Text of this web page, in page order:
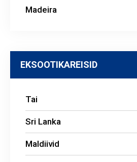
Madeira
EKSOOTIKAREISID
Tai
Sri Lanka
Maldiivid